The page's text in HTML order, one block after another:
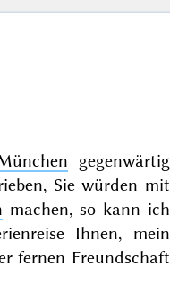
gegenwärtig
Sie würden mit
machen, so kann ich
Ihnen, mein
fernen Freundschaft